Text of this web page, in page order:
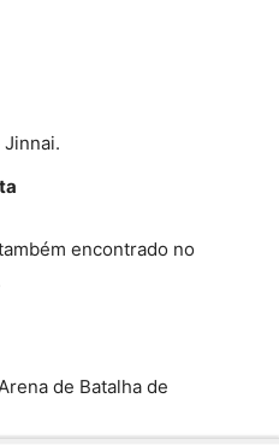
Jinnai.
encontrado no
de Batalha de